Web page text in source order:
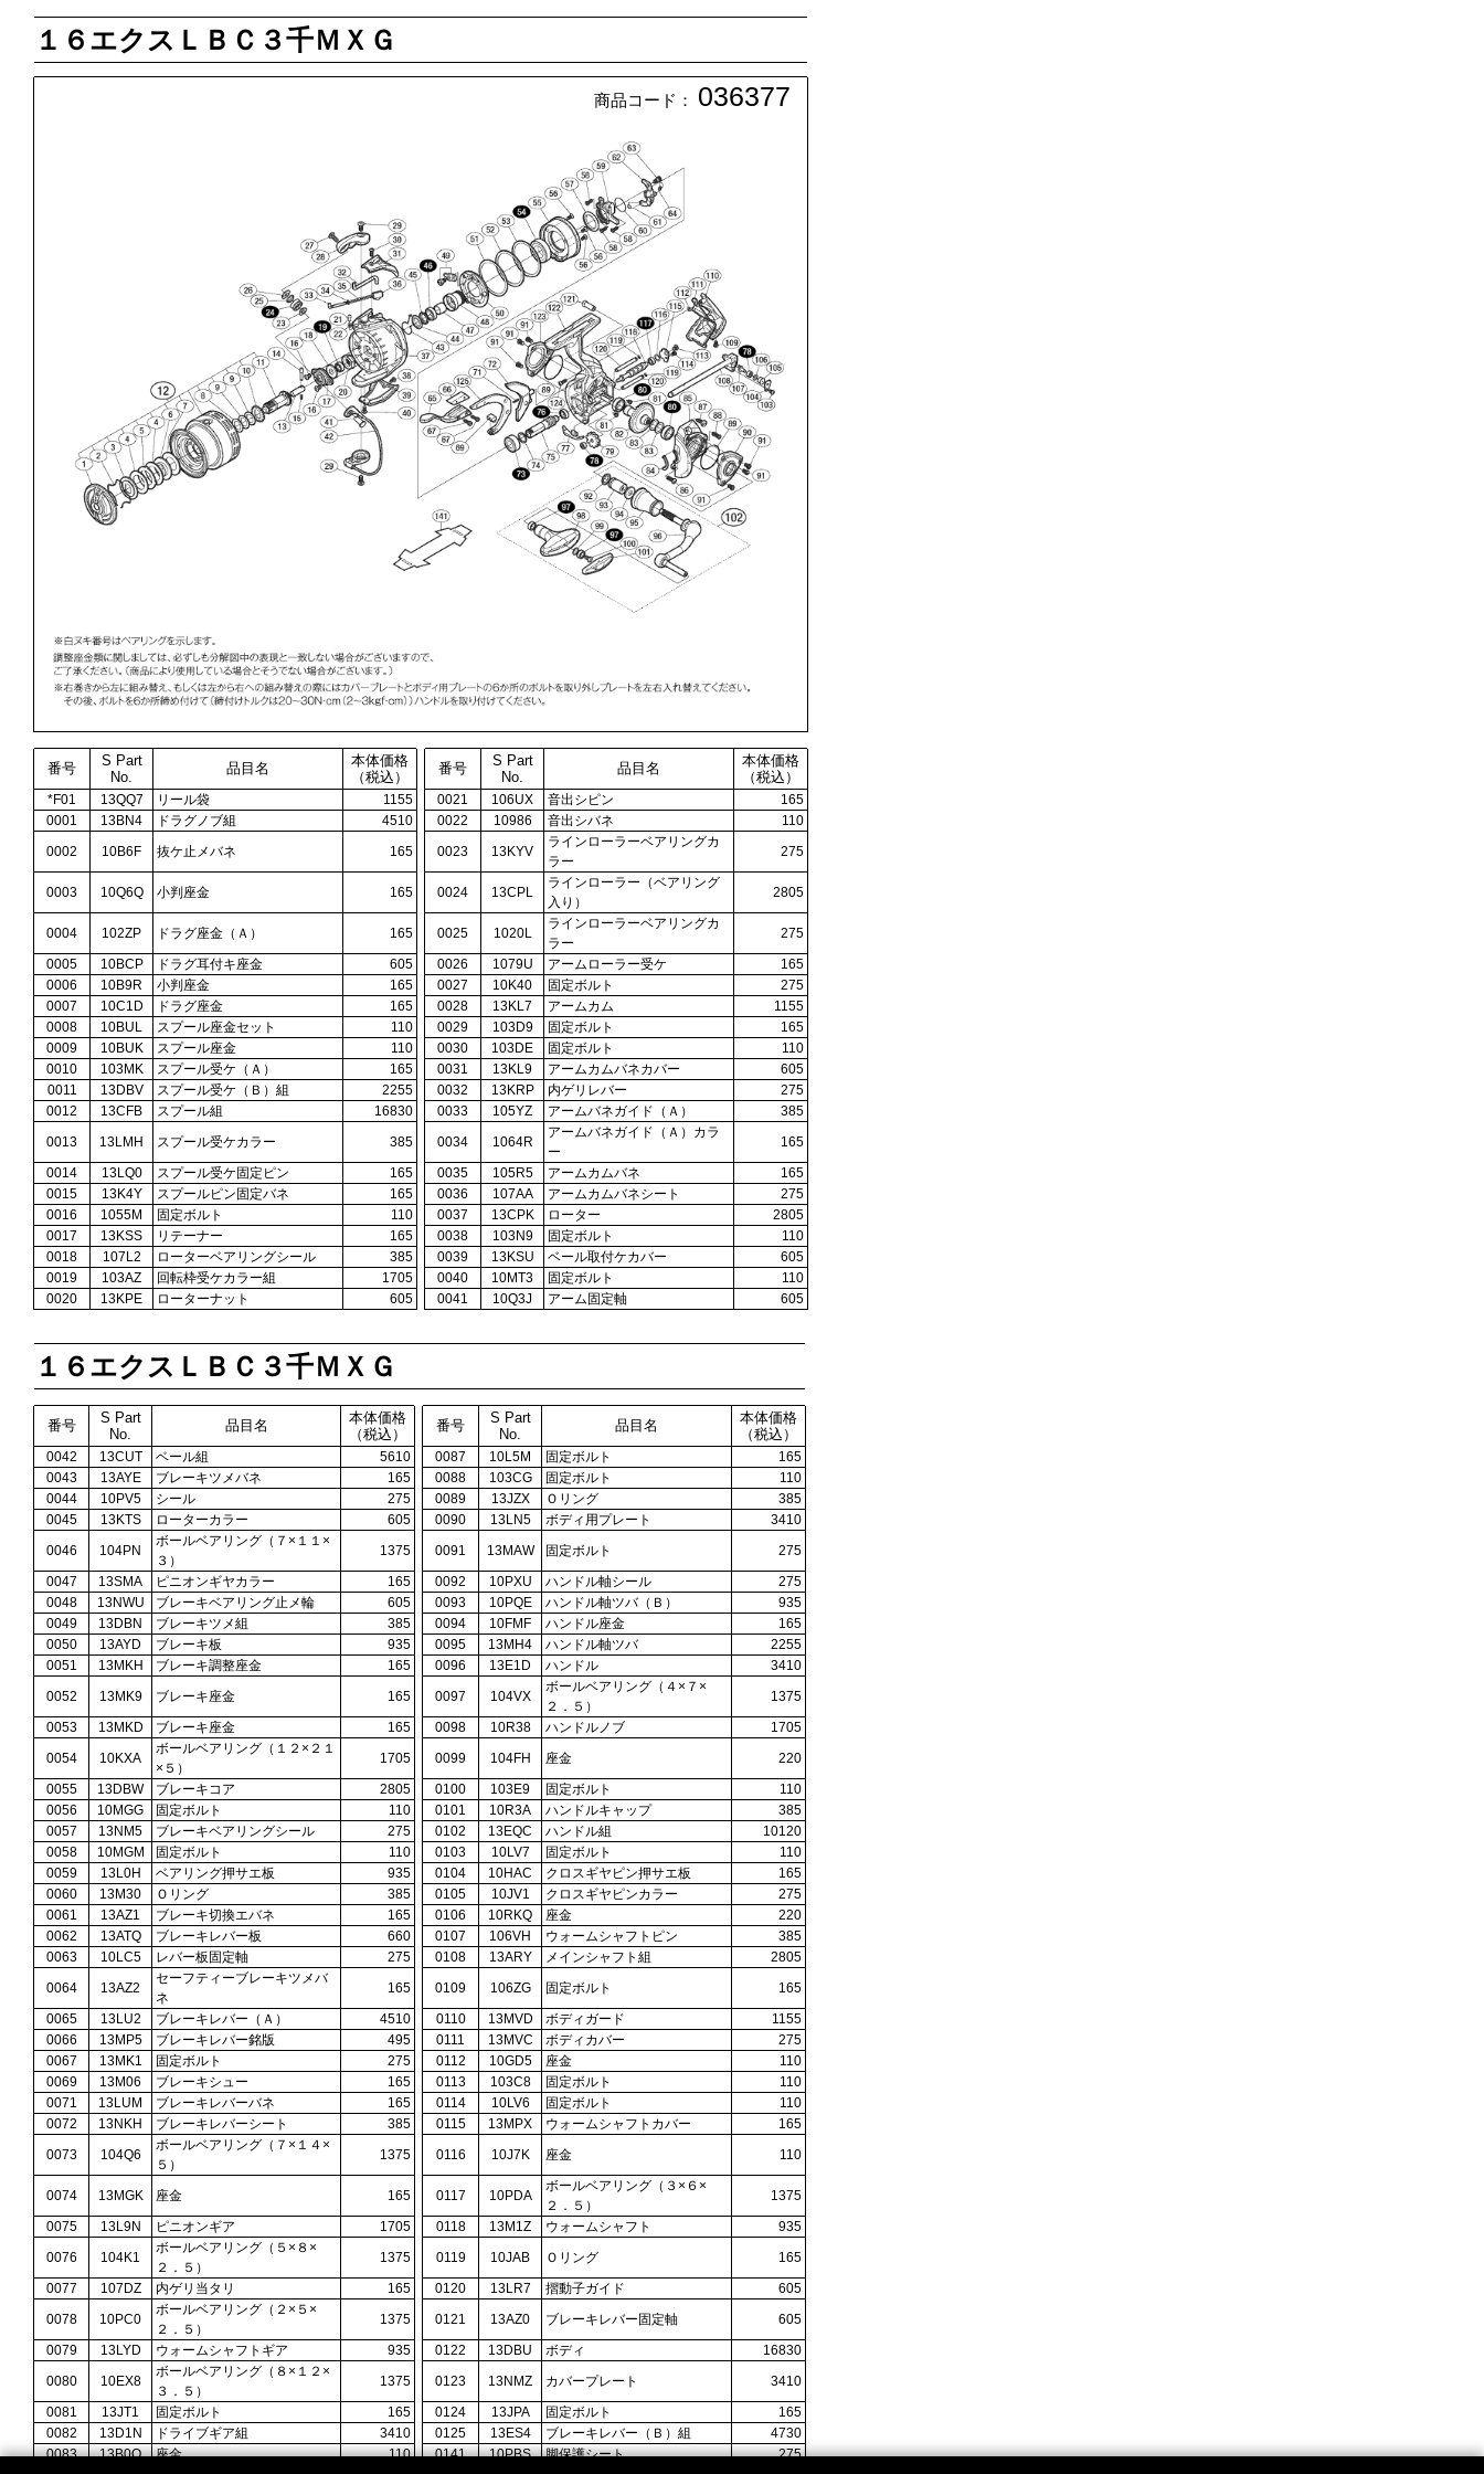
１６エクスＬＢＣ３千ＭＸＧ
商品コード： 036377
番号
S Part
No.
品目名
本体価格
（税込）
番号
S Part
No.
品目名
本体価格
（税込）
*F01 13QQ7 リール袋 1155 0021 106UX 音出シピン
165
0001
13BN4 ドラグノブ組 4510 0022 10986 音出シバネ
110
0002
10B6F 抜ケ止メバネ 165 0023 13KYV
ラインローラーベアリングカ
ラー
275
0003 10Q6Q 小判座金 165 0024 13CPL
ラインローラー（ベアリング
入り）
2805
0004 102ZP ドラグ座金（Ａ） 165 0025 1020L
ラインローラーベアリングカ
ラー
275
0005
10BCP ドラグ耳付キ座金 605 0026 1079U アームローラー受ケ
165
0006
10B9R 小判座金 165 0027 10K40 固定ボルト
275
0007
10C1D ドラグ座金 165 0028 13KL7 アームカム
1155
0008
10BUL スプール座金セット 110 0029 103D9 固定ボルト
165
0009
10BUK スプール座金 110 0030 103DE 固定ボルト
110
0010
103MK スプール受ケ（Ａ） 165 0031 13KL9 アームカムバネカバー
605
0011
13DBV スプール受ケ（Ｂ）組 2255 0032 13KRP 内ゲリレバー
275
0012
13CFB スプール組 16830 0033 105YZ アームバネガイド（Ａ）
385
0013
13LMH スプール受ケカラー 385 0034 1064R
アームバネガイド（Ａ）カラ
ー
165
0014
13LQ0 スプール受ケ固定ピン 165 0035 105R5 アームカムバネ
165
0015
13K4Y スプールピン固定バネ 165 0036 107AA アームカムバネシート
275
0016
1055M 固定ボルト 110 0037 13CPK ローター
2805
0017
13KSS リテーナー 165 0038 103N9 固定ボルト
110
0018
107L2 ローターベアリングシール 385 0039 13KSU ベール取付ケカバー
605
0019
103AZ 回転枠受ケカラー組 1705 0040 10MT3 固定ボルト
110
0020
13KPE ローターナット 605 0041 10Q3J アーム固定軸 605
１６エクスＬＢＣ３千ＭＸＧ
番号
S Part
No.
品目名
本体価格
（税込）
番号
S Part
No.
品目名
本体価格
（税込）
0042 13CUT ベール組 5610 0087 10L5M 固定ボルト
165
0043
13AYE ブレーキツメバネ 165 0088 103CG 固定ボルト
110
0044
10PV5 シール 275 0089 13JZX Ｏリング
385
0045
13KTS ローターカラー 605 0090 13LN5 ボディ用プレート
3410
0046
104PN
ボールベアリング（７×１１×
３）
1375 0091 13MAW 固定ボルト
275
0047
13SMA ピニオンギヤカラー 165 0092 10PXU ハンドル軸シール
275
0048
13NWU ブレーキベアリング止メ輪 605 0093 10PQE ハンドル軸ツバ（Ｂ）
935
0049
13DBN ブレーキツメ組 385 0094 10FMF ハンドル座金
165
0050
13AYD ブレーキ板 935 0095 13MH4 ハンドル軸ツバ
2255
0051
13MKH ブレーキ調整座金 165 0096 13E1D ハンドル
3410
0052
13MK9 ブレーキ座金 165 0097 104VX
ボールベアリング（４×７×
２．５）
1375
0053
13MKD ブレーキ座金 165 0098 10R38 ハンドルノブ
1705
0054
10KXA
ボールベアリング（１２×２１
×５）
1705 0099 104FH 座金
220
0055
13DBW ブレーキコア 2805 0100 103E9 固定ボルト
110
0056
10MGG 固定ボルト 110 0101 10R3A ハンドルキャップ
385
0057
13NM5 ブレーキベアリングシール 275 0102 13EQC ハンドル組
10120
0058
10MGM 固定ボルト 110 0103 10LV7 固定ボルト
110
0059
13L0H ベアリング押サエ板 935 0104 10HAC クロスギヤピン押サエ板
165
0060
13M30 Ｏリング 385 0105 10JV1 クロスギヤピンカラー
275
0061
13AZ1 ブレーキ切換エバネ 165 0106 10RKQ 座金
220
0062
13ATQ ブレーキレバー板 660 0107 106VH ウォームシャフトピン
385
0063
10LC5 レバー板固定軸 275 0108 13ARY メインシャフト組
2805
0064
13AZ2
セーフティーブレーキツメバ
ネ
165 0109 106ZG 固定ボルト
165
0065
13LU2 ブレーキレバー（Ａ） 4510 0110 13MVD ボディガード
1155
0066
13MP5 ブレーキレバー銘版 495 0111 13MVC ボディカバー
275
0067
13MK1 固定ボルト 275 0112 10GD5 座金
110
0069
13M06 ブレーキシュー 165 0113 103C8 固定ボルト
110
0071
13LUM ブレーキレバーバネ 165 0114 10LV6 固定ボルト
110
0072
13NKH ブレーキレバーシート 385 0115 13MPX ウォームシャフトカバー
165
0073
104Q6
ボールベアリング（７×１４×
５）
1375 0116 10J7K 座金 110
0074 13MGK 座金 165 0117 10PDA
ボールベアリング（３×６×
２．５）
1375
0075
13L9N ピニオンギア 1705 0118 13M1Z ウォームシャフト
935
0076
104K1
ボールベアリング（５×８×
２．５）
1375 0119 10JAB Ｏリング
165
0077
107DZ 内ゲリ当タリ 165 0120 13LR7 摺動子ガイド
605
0078
10PC0
ボールベアリング（２×５×
２．５）
1375 0121 13AZ0 ブレーキレバー固定軸
605
0079
13LYD ウォームシャフトギア 935 0122 13DBU ボディ
16830
0080
10EX8
ボールベアリング（８×１２×
３．５）
1375 0123 13NMZ カバープレート
3410
0081
13JT1 固定ボルト 165 0124 13JPA 固定ボルト
165
0082
13D1N ドライブギア組 3410 0125 13ES4 ブレーキレバー（Ｂ）組
4730
0083
13B0Q 座金 110 0141 10PBS 脚保護シート
275